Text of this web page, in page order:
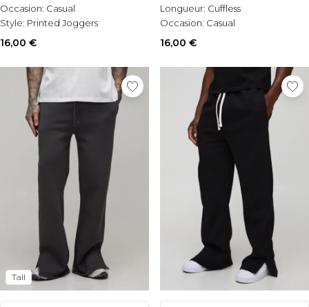
Occasion: Casual
Style: Printed Joggers
16,00 €
Longueur: Cuffless
Occasion: Casual
16,00 €
Tall